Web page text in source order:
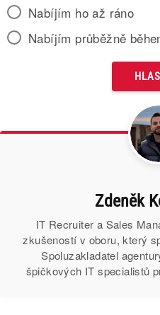
Nabíjím ho až ráno
Nabíjím průběžně
Zdeněk
IT Recruiter a Sales
zkušeností v oboru, který
Spoluzakladatel
špičkových IT specialistů